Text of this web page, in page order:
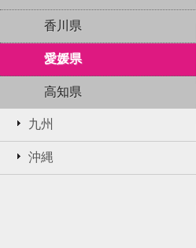
香川県
愛媛県
高知県
九州
沖縄